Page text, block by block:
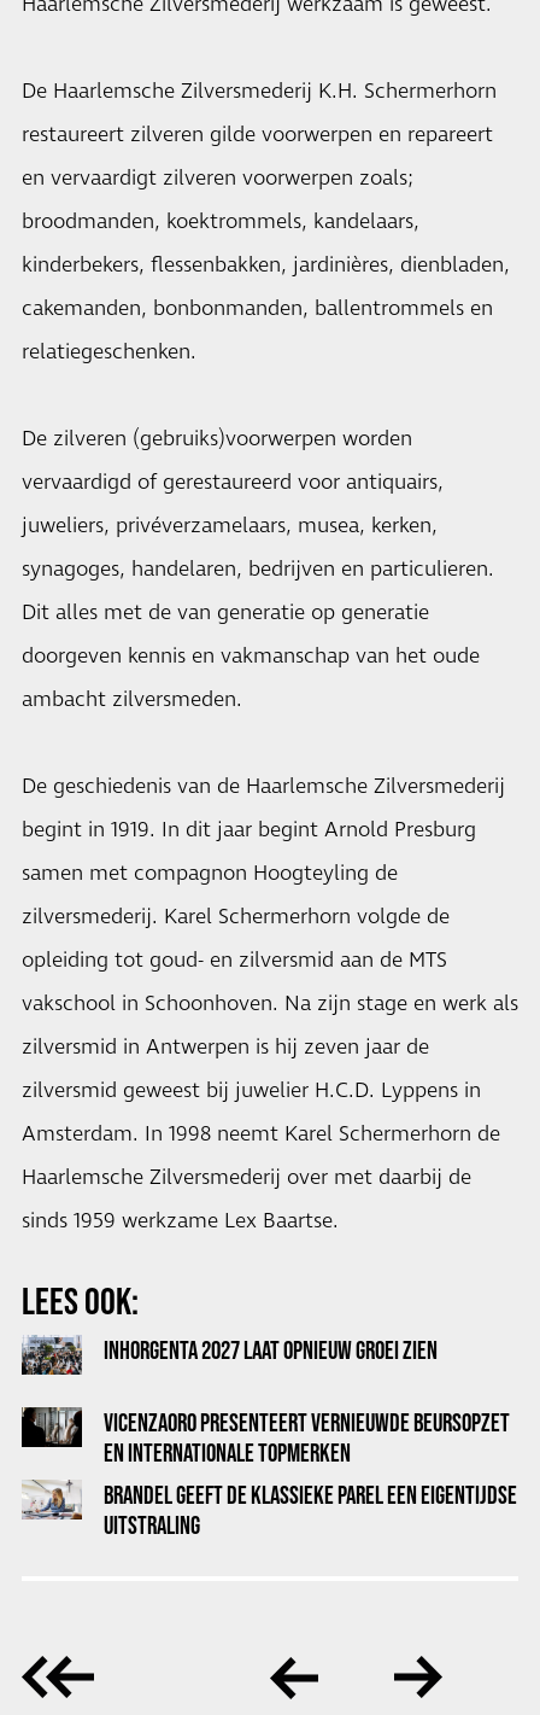
De Haarlemsche Zilversmederij K.H. Schermerhorn
restaureert zilveren gilde voorwerpen en repareert
en vervaardigt zilveren voorwerpen zoals;
broodmanden, koektrommels, kandelaars,
kinderbekers, flessenbakken, jardinières, dienbladen,
cakemanden, bonbonmanden, ballentrommels en
relatiegeschenken.
De zilveren (gebruiks)voorwerpen worden
vervaardigd of gerestaureerd voor antiquairs,
juweliers, privéverzamelaars, musea, kerken,
synagoges, handelaren, bedrijven en particulieren.
Dit alles met de van generatie op generatie
doorgeven kennis en vakmanschap van het oude
ambacht zilversmeden.
De geschiedenis van de Haarlemsche Zilversmederij
begint in 1919. In dit jaar begint Arnold Presburg
samen met compagnon Hoogteyling de
zilversmederij. Karel Schermerhorn volgde de
opleiding tot goud- en zilversmid aan de MTS
vakschool in Schoonhoven. Na zijn stage en werk als
zilversmid in Antwerpen is hij zeven jaar de
zilversmid geweest bij juwelier H.C.D. Lyppens in
Amsterdam. In 1998 neemt Karel Schermerhorn de
Haarlemsche Zilversmederij over met daarbij de
sinds 1959 werkzame Lex Baartse.
LEES OOK:
INHORGENTA 2027 LAAT OPNIEUW GROEI ZIEN
VICENZAORO PRESENTEERT VERNIEUWDE BEURSOPZET
EN INTERNATIONALE TOPMERKEN
BRANDEL GEEFT DE KLASSIEKE PAREL EEN EIGENTIJDSE
UITSTRALING